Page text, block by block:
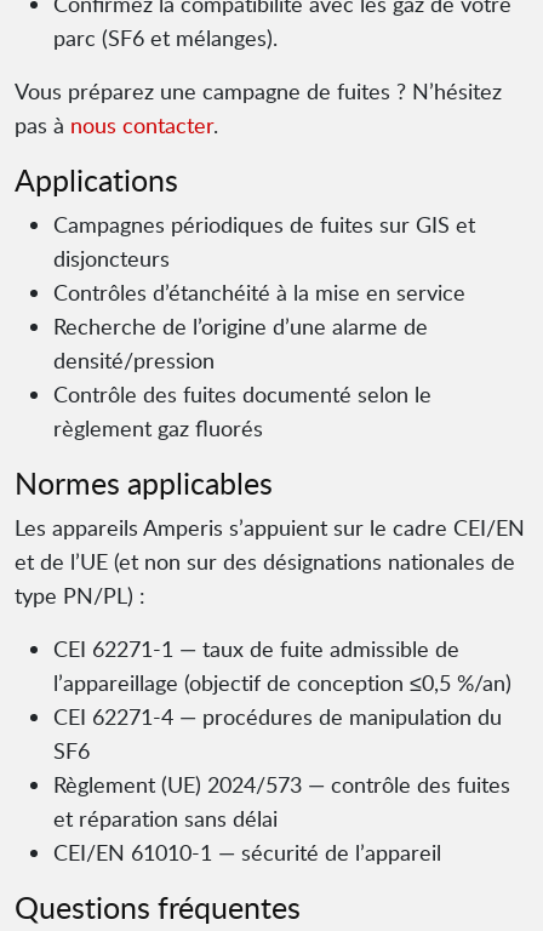
parc (SF6 et mélanges).
Vous préparez une campagne de fuites ? N’hésitez
pas à nous contacter.
Applications
Campagnes périodiques de fuites sur GIS et
disjoncteurs
Contrôles d’étanchéité à la mise en service
Recherche de l’origine d’une alarme de
densité/pression
Contrôle des fuites documenté selon le
règlement gaz fluorés
Normes applicables
Les appareils Amperis s’appuient sur le cadre CEI/EN
et de l’UE (et non sur des désignations nationales de
type PN/PL) :
CEI 62271-1 — taux de fuite admissible de
l’appareillage (objectif de conception ≤0,5 %/an)
CEI 62271-4 — procédures de manipulation du
SF6
Règlement (UE) 2024/573 — contrôle des fuites
et réparation sans délai
CEI/EN 61010-1 — sécurité de l’appareil
Questions fréquentes